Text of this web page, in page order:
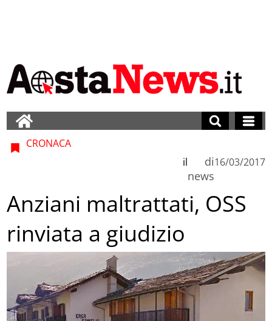
CRONACA
di
news
il 16/03/2017
Anziani maltrattati, OSS
rinviata a giudizio